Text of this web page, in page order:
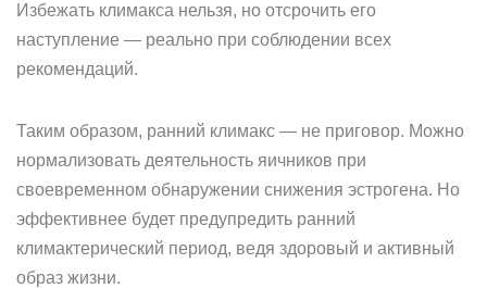
Избежать климакса нельзя, но отсрочить его
наступление — реально при соблюдении всех
рекомендаций.
Таким образом, ранний климакс — не приговор. Можно
нормализовать деятельность яичников при
своевременном обнаружении снижения эстрогена. Но
эффективнее будет предупредить ранний
климактерический период, ведя здоровый и активный
образ жизни.